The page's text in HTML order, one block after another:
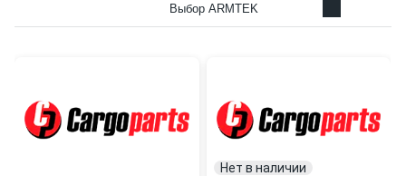
Выбор ARMTEK
Нет в наличии